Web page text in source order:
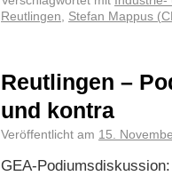
Reutlingen, Stefan Mappus
Reutlingen –
und kontra
Veröffentlicht am 15.
GEA-